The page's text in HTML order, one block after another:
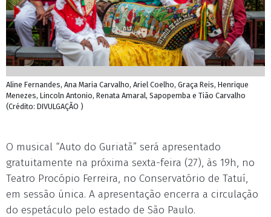
Aline Fernandes, Ana Maria Carvalho, Ariel Coelho, Graça Reis, Henrique
Menezes, Lincoln Antonio, Renata Amaral, Sapopemba e Tião Carvalho
(Crédito: DIVULGAÇÃO )
O musical “Auto do Guriatã” será apresentado
gratuitamente na próxima sexta-feira (27), às 19h, no
Teatro Procópio Ferreira, no Conservatório de Tatuí,
em sessão única. A apresentação encerra a circulação
do espetáculo pelo estado de São Paulo.